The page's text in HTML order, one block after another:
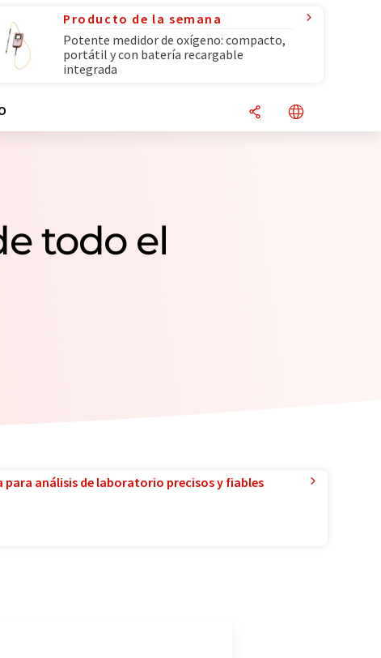
Producto de la semana
Potente medidor de oxígeno: compacto,
portátil y con batería recargable
integrada
todo el
para análisis de laboratorio precisos y fiables